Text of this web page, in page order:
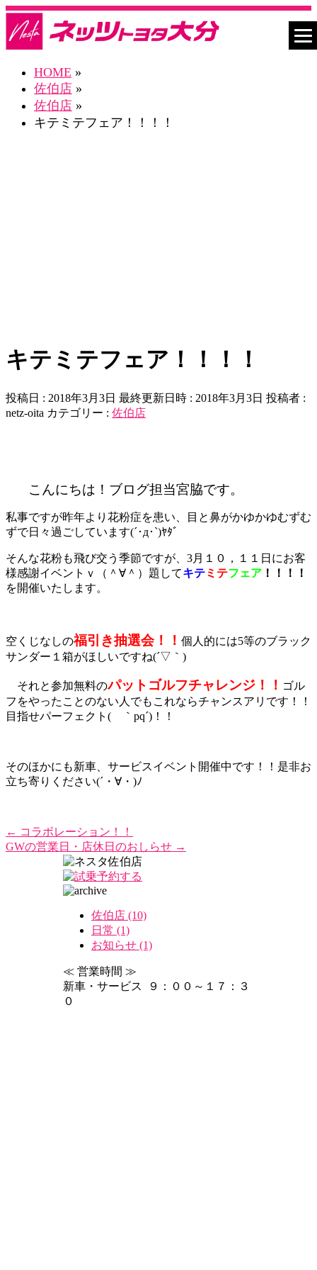
HOME »
佐伯店 »
佐伯店 »
キテミテフェア！！！！
キテミテフェア！！！！
投稿日 : 2018年3月3日 最終更新日時 : 2018年3月3日 投稿者 :
netz-oita カテゴリー : 佐伯店
こんにちは！ブログ担当宮脇です。
私事ですが昨年より花粉症を患い、目と鼻がかゆかゆむずむ
ずで日々過ごしています(´･д･`)ﾔﾀﾞ
そんな花粉も飛び交う季節ですが、3月１０，１１日にお客
様感謝イベントｖ（＾∀＾）題してキテミテフェア ！！！！
を開催いたします。
空くじなしの福引き抽選会！！ 個人的には5等のブラック
サンダー１箱がほしいですね(´▽｀)
それと参加無料のパットゴルフチャレンジ！！ ゴル
フをやったことのない人でもこれならチャンスアリです！！
目指せパーフェクト( ｀pq´)！！
そのほかにも新車、サービスイベント開催中です！！是非お
立ち寄りください(´・∀・)ﾉ
← コラボレーション！！
GWの営業日・店休日のおしらせ →
佐伯店 (10)
日常 (1)
お知らせ (1)
≪ 営業時間 ≫
新車・サービス ９：００～１７：３
０